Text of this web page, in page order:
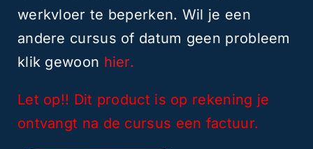
werkvloer te beperken. Wil je een
andere cursus of datum geen probleem
klik gewoon hier.
Let op!! Dit product is op rekening je
ontvangt na de cursus een factuur.